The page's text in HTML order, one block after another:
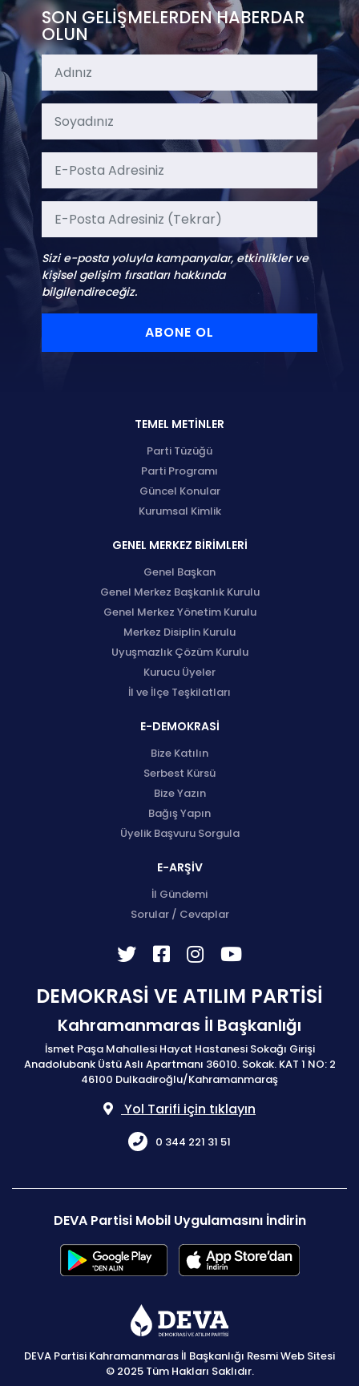
SON GELİŞMELERDEN HABERDAR
OLUN
Sizi e-posta yoluyla kampanyalar, etkinlikler ve
kişisel gelişim fırsatları hakkında
bilgilendireceğiz.
ABONE OL
TEMEL METİNLER
Parti Tüzüğü
Parti Programı
Güncel Konular
Kurumsal Kimlik
GENEL MERKEZ BİRİMLERİ
Genel Başkan
Genel Merkez Başkanlık Kurulu
Genel Merkez Yönetim Kurulu
Merkez Disiplin Kurulu
Uyuşmazlık Çözüm Kurulu
Kurucu Üyeler
İl ve İlçe Teşkilatları
E-DEMOKRASİ
Bize Katılın
Serbest Kürsü
Bize Yazın
Bağış Yapın
Üyelik Başvuru Sorgula
E-ARŞİV
İl Gündemi
Sorular / Cevaplar
DEMOKRASİ VE ATILIM PARTİSİ
Kahramanmaras İl Başkanlığı
İsmet Paşa Mahallesi Hayat Hastanesi Sokağı Girişi
Anadolubank Üstü Aslı Apartmanı 36010. Sokak. KAT 1 NO: 2
46100 Dulkadiroğlu/Kahramanmaraş
Yol Tarifi için tıklayın
0 344 221 31 51
DEVA Partisi Mobil Uygulamasını İndirin
DEVA Partisi Kahramanmaras İl Başkanlığı Resmi Web Sitesi
© 2025 Tüm Hakları Saklıdır.